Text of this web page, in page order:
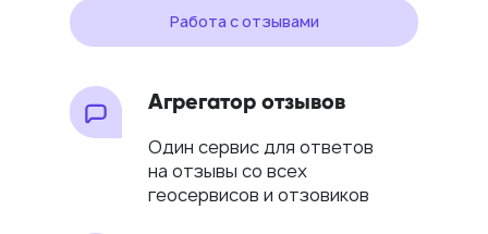
Агрегатор отзывов
Один сервис для ответов
на отзывы со всех
геосервисов и отзовиков
Работа с отзывами